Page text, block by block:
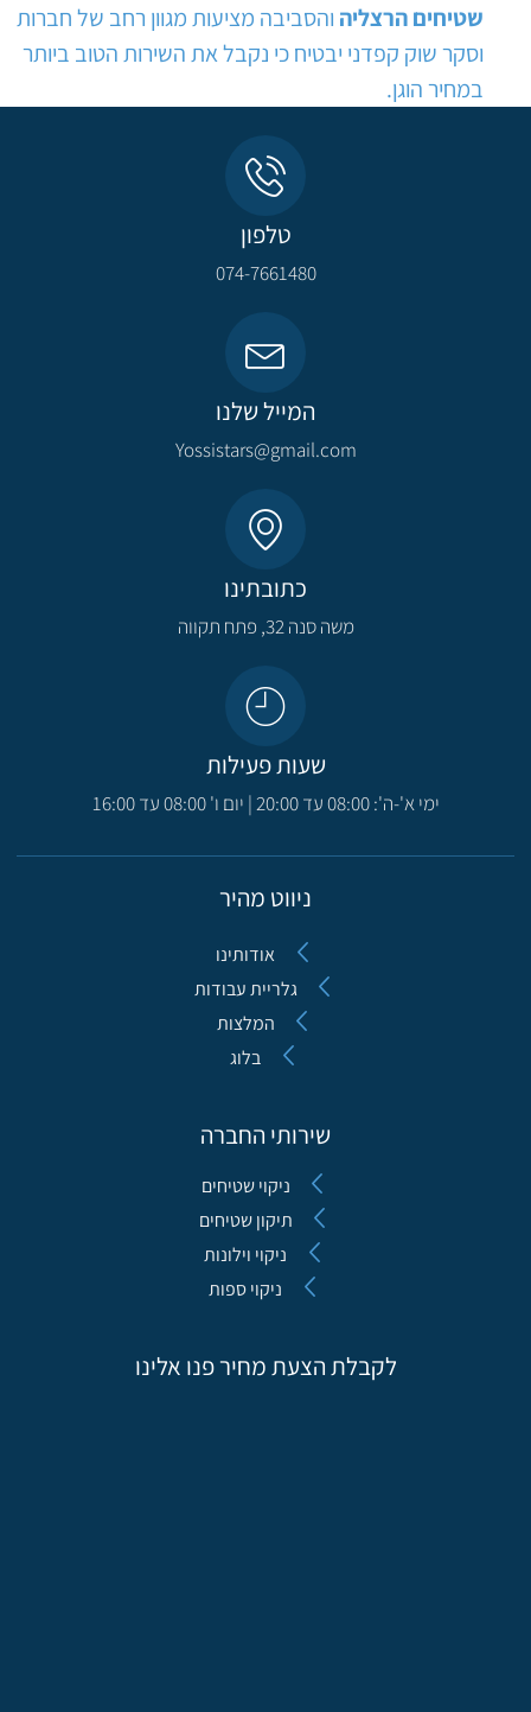
שטיחים הרצליה והסביבה מציעות מגוון רחב של חברות
וסקר שוק קפדני יבטיח כי נקבל את השירות הטוב ביותר
במחיר הוגן.
טלפון
074-7661480
המייל שלנו
Yossistars@gmail.com​
כתובתינו
משה סנה 32, פתח תקווה​
שעות פעילות
ימי א'-ה': 08:00 עד 20:00 | יום ו' 08:00 עד 16:00
ניווט מהיר
אודותינו
גלריית עבודות
המלצות
בלוג
שירותי החברה
ניקוי שטיחים
תיקון שטיחים
ניקוי וילונות
ניקוי ספות
לקבלת הצעת מחיר פנו אלינו